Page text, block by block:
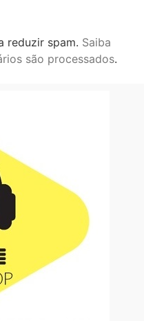
reduzir spam. Saiba
são processados.